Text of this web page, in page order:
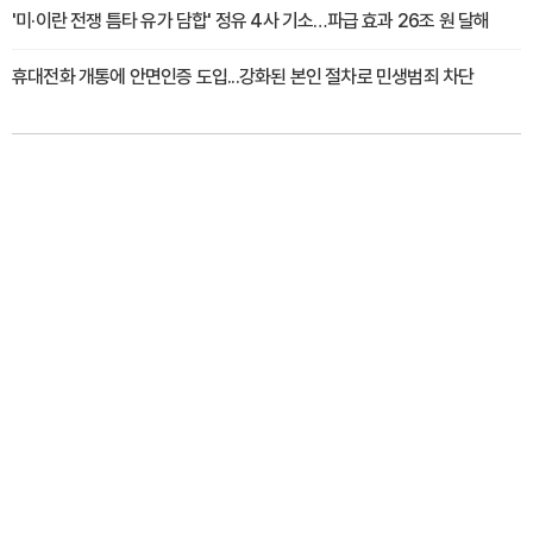
'미·이란 전쟁 틈타 유가 담합' 정유 4사 기소…파급 효과 26조 원 달해
휴대전화 개통에 안면인증 도입...강화된 본인 절차로 민생범죄 차단